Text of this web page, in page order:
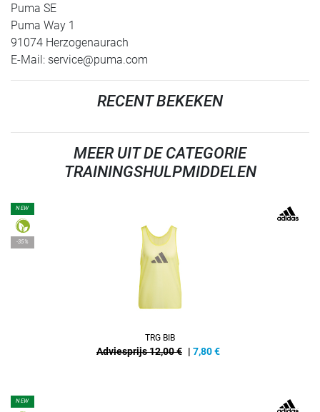
Puma SE
Puma Way 1
91074 Herzogenaurach
E-Mail: service@puma.com
RECENT BEKEKEN
MEER UIT DE CATEGORIE
TRAININGSHULPMIDDELEN
NEW
-35%
TRG BIB
Adviesprijs 12,00 € | 7,80€
NEW